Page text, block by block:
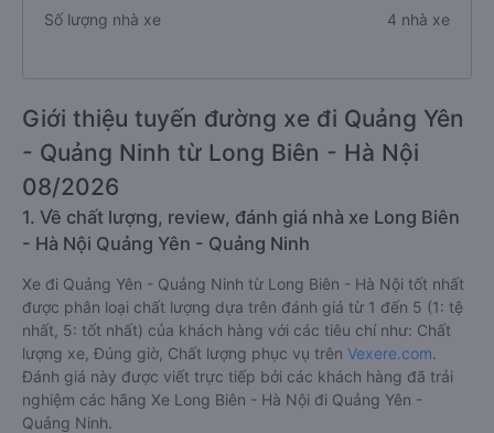
Số lượng nhà xe 4 nhà xe
Giới thiệu tuyến đường xe đi Quảng Yên
- Quảng Ninh từ Long Biên - Hà Nội
08/2026
1. Về chất lượng, review, đánh giá nhà xe Long Biên
- Hà Nội Quảng Yên - Quảng Ninh
Xe đi Quảng Yên - Quảng Ninh từ Long Biên - Hà Nội tốt nhất
được phân loại chất lượng dựa trên đánh giá từ 1 đến 5 (1: tệ
nhất, 5: tốt nhất) của khách hàng với các tiêu chí như: Chất
lượng xe, Đúng giờ, Chất lượng phục vụ trên Vexere.com.
Đánh giá này được viết trực tiếp bởi các khách hàng đã trải
nghiệm các hãng Xe Long Biên - Hà Nội đi Quảng Yên -
Quảng Ninh.